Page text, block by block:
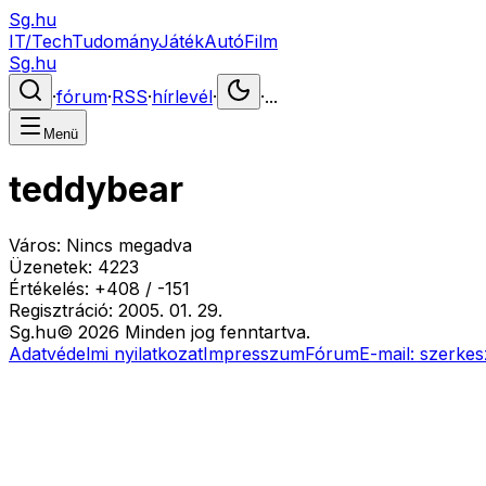
Sg.hu
IT/TechTudományJátékAutóFilm
Sg.hu
·fórum·RSS·hírlevél· ·...
Menü
teddybear
Város: Nincs megadva
Üzenetek: 4223
Értékelés: +408 / -151
Regisztráció: 2005. 01. 29.
Sg.hu© 2026 Minden jog fenntartva.
Adatvédelmi nyilatkozatImpresszumFórumE-mail: